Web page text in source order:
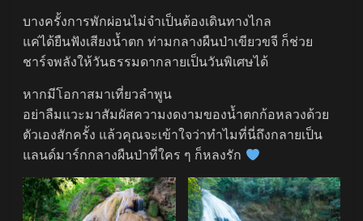
บางครั้งการพักผ่อนไม่จำเป็นต้องเดินทางไกล
แค่ได้ยืนฟังเสียงน้ำตก ท่ามกลางผืนป่าเขียวขจี ก็ช่วย
ชาร์จพลังให้วันธรรมดากลายเป็นวันพิเศษได้
หากมีโอกาสมาเที่ยวลำพูน
อย่าลืมแวะมาสัมผัสความงดงามของน้ำตกก้อหลวงด้วย
ตัวเองสักครั้ง แล้วคุณจะเข้าใจว่าทำไมที่นี่ถึงกลายเป็น
แลนด์มาร์กกลางผืนป่าที่ใคร ๆ ก็หลงรัก